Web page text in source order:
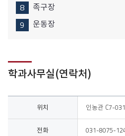
족구장
운동장
학과사무실(연락처)
위치 인농관 C7-
전화 031-8075-